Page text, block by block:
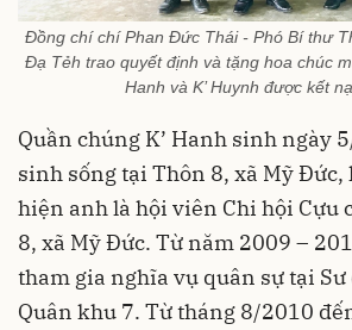
Đồng chí chí Phan Đức Thái - Phó Bí thư
Đạ Tẻh trao quyết định và tặng hoa chúc
Hanh và K’ Huynh được kết
Quần chúng K’ Hanh sinh ngày
sinh sống tại Thôn 8, xã Mỹ Đức,
hiện anh là hội viên Chi hội Cựu
8, xã Mỹ Đức. Từ năm 2009 –
tham gia nghĩa vụ quân sự tại
Quân khu 7. Từ tháng 8/2010